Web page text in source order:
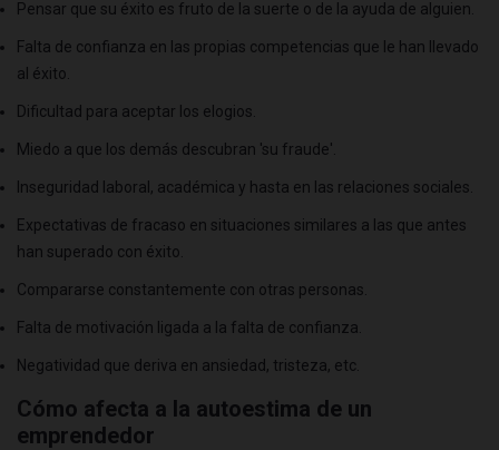
Pensar que su éxito es fruto de la suerte o de la ayuda de alguien.
Falta de confianza en las propias competencias que le han llevado
al éxito.
Dificultad para aceptar los elogios.
Miedo a que los demás descubran 'su fraude'.
Inseguridad laboral, académica y hasta en las relaciones sociales.
Expectativas de fracaso en situaciones similares a las que antes
han superado con éxito.
Compararse constantemente con otras personas.
Falta de motivación ligada a la falta de confianza.
Negatividad que deriva en ansiedad, tristeza, etc.
Cómo afecta a la autoestima de un
emprendedor